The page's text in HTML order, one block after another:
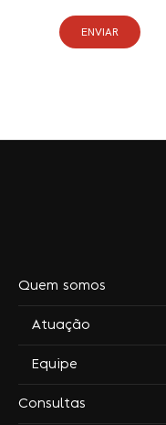
Quem somos
Atuação
Equipe
Consultas